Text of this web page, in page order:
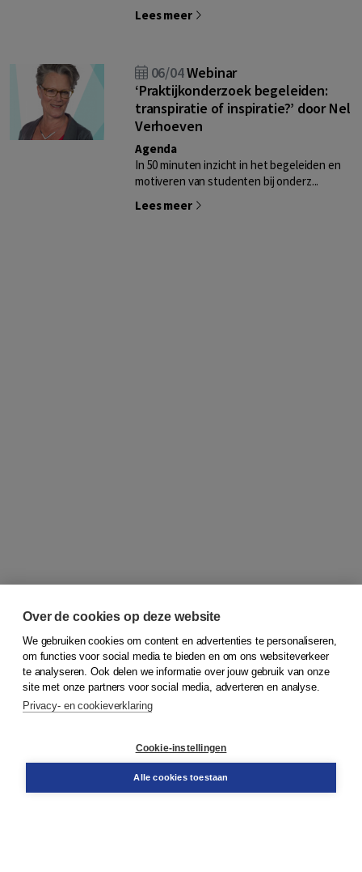
Lees meer
06/04Webinar
‘Praktijkonderzoek begeleiden:
transpiratie of inspiratie?’ door Nel
Verhoeven
Agenda
In 50 minuten inzicht in het begeleiden en
motiveren van studenten bij onderz...
Lees meer
© 2026Koninklijke Boom uitgevers
Bestellen
Over de cookies op deze website
We gebruiken cookies om content en advertenties te personaliseren,
om functies voor social media te bieden en om ons websiteverkeer
te analyseren. Ook delen we informatie over jouw gebruik van onze
site met onze partners voor social media, adverteren en analyse.
Privacy- en cookieverklaring
Cookie-instellingen
Alle cookies toestaan